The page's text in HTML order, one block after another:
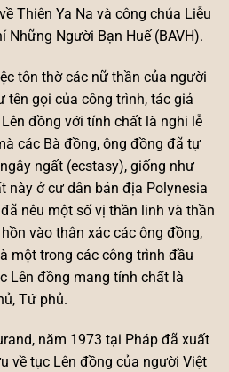
Thiên Ya Na và công chúa Liễu
Những Người Bạn Huế (BAVH).
tôn thờ các nữ thần của người
tên gọi của công trình, tác giả
đồng với tính chất là nghi lễ
các Bà đồng, ông đồng đã tự
ngất (ecstasy), giống như
này ở cư dân bản địa Polynesia
nêu một số vị thần linh và thần
vào thân xác các ông đồng,
một trong các công trình đầu
Lên đồng mang tính chất là
Tứ phủ.
năm 1973 tại Pháp đã xuất
về tục Lên đồng của người Việt